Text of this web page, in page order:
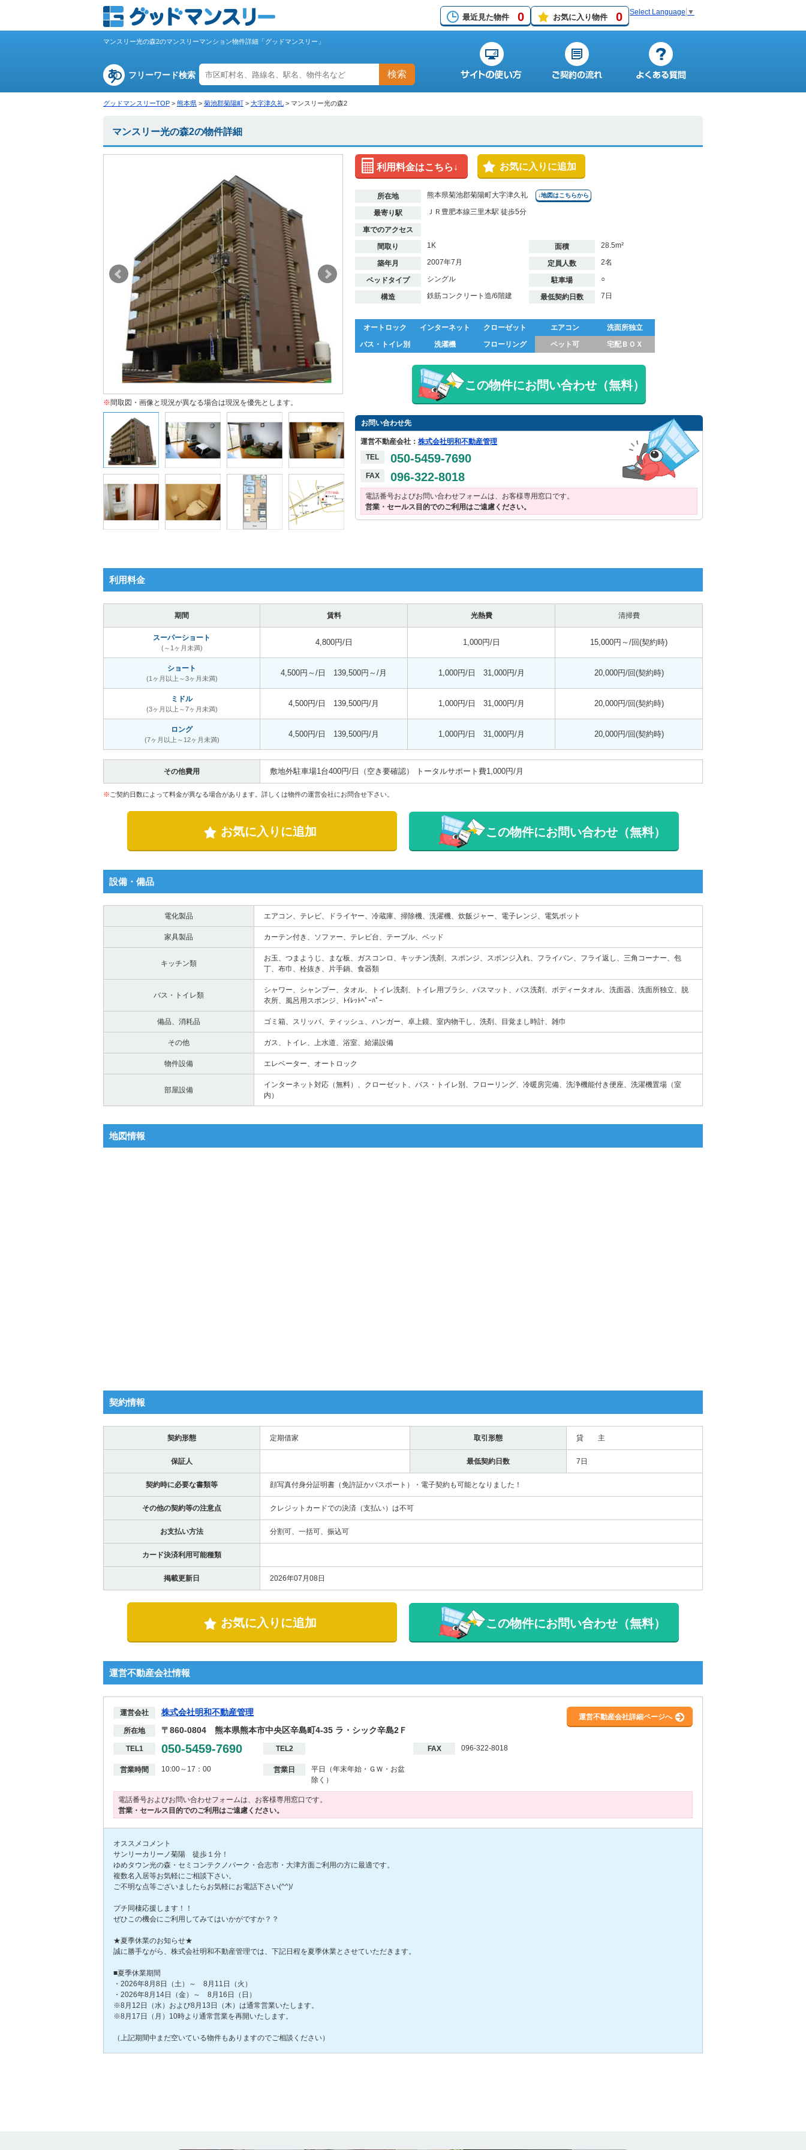
最近見た物件 0 お気に入り物件 0 Select Language ▼
マンスリー光の森2のマンスリーマンション物件詳細「グッドマンスリー」
フリーワード検索 検索
グッドマンスリーTOP > 熊本県 > 菊池郡菊陽町 > 大字津久礼 > マンスリー光の森2
マンスリー光の森2の物件詳細
※間取図・画像と現況が異なる場合は現況を優先とします。
利用料金はこちら↓ お気に入りに追加
所在地 熊本県菊池郡菊陽町大字津久礼 ↓地図はこちらから
最寄り駅 ＪＲ豊肥本線三里木駅 徒歩5分
車でのアクセス
間取り
1K 面積 28.5m²
築年月 2007年7月 定員人数 2名
ベッドタイプ シングル 駐車場 ○
構造 鉄筋コンクリート造/6階建 最低契約日数 7日
オートロック インターネット クローゼット エアコン
洗面所独立
バス・トイレ別
洗濯機 フローリング ペット可 宅配ＢＯＸ
この物件にお問い合わせ（無料）
お問い合わせ先
運営不動産会社： 株式会社明和不動産管理
TEL
050-5459-7690
FAX 096-322-8018
電話番号およびお問い合わせフォームは、お客様専用窓口です。
営業・セールス目的でのご利用はご遠慮ください。
利用料金
期間 賃料 光熱費 清掃費
スーパーショート
(～1ヶ月未満)
4,800円/日 1,000円/日 15,000円～/回(契約時)
ショート
(1ヶ月以上～3ヶ月未満)
4,500円～/日 139,500円～/月 1,000円/日 31,000円/月 20,000円/回(契約時)
ミドル
(3ヶ月以上～7ヶ月未満)
4,500円/日 139,500円/月 1,000円/日 31,000円/月 20,000円/回(契約時)
ロング
(7ヶ月以上～12ヶ月未満)
4,500円/日 139,500円/月 1,000円/日 31,000円/月 20,000円/回(契約時)
その他費用 敷地外駐車場1台400円/日（空き要確認） トータルサポート費1,000円/月
※ ご契約日数によって料金が異なる場合があります。詳しくは物件の運営会社にお問合せ下さい。
お気に入りに追加 この物件にお問い合わせ（無料）
設備・備品
電化製品 エアコン、テレビ、ドライヤー、冷蔵庫、掃除機、洗濯機、炊飯ジャー、電子レンジ、電気ポット
家具製品 カーテン付き、ソファー、テレビ台、テーブル、ベッド
キッチン類
お玉、つまようじ、まな板、ガスコンロ、キッチン洗剤、スポンジ、スポンジ入れ、フライパン、フライ返し、三角コーナー、包
丁、布巾、栓抜き、片手鍋、食器類
バス・トイレ類
シャワー、シャンプー、タオル、トイレ洗剤、トイレ用ブラシ、バスマット、バス洗剤、ボディータオル、洗面器、洗面所独立、脱
衣所、風呂用スポンジ、ﾄｲﾚｯﾄﾍﾟｰﾊﾟｰ
備品、消耗品 ゴミ箱、スリッパ、ティッシュ、ハンガー、卓上鏡、室内物干し、洗剤、目覚まし時計、雑巾
その他 ガス、トイレ、上水道、浴室、給湯設備
物件設備 エレベーター、オートロック
部屋設備
インターネット対応（無料）、クローゼット、バス・トイレ別、フローリング、冷暖房完備、洗浄機能付き便座、洗濯機置場（室
内）
地図情報
契約情報
契約形態 定期借家 取引形態 貸 主
保証人 最低契約日数 7日
契約時に必要な書類等 顔写真付身分証明書（免許証かパスポート）・電子契約も可能となりました！
その他の契約等の注意点 クレジットカードでの決済（支払い）は不可
お支払い方法 分割可、一括可、振込可
カード決済利用可能種類
掲載更新日 2026年07月08日
お気に入りに追加 この物件にお問い合わせ（無料）
運営不動産会社情報
運営会社 株式会社明和不動産管理
所在地 〒860-0804 熊本県熊本市中央区辛島町4-35 ラ・シック辛島2Ｆ
TEL1 050-5459-7690 TEL2 FAX 096-322-8018
営業時間 10:00～17：00 営業日
平日（年末年始・ＧＷ・お盆
除く）
運営不動産会社詳細ページへ
電話番号およびお問い合わせフォームは、お客様専用窓口です。
営業・セールス目的でのご利用はご遠慮ください。
オススメコメント
サンリーカリーノ菊陽 徒歩１分！
ゆめタウン光の森・セミコンテクノパーク・合志市・大津方面ご利用の方に最適です。
複数名入居等お気軽にご相談下さい。
ご不明な点等ございましたらお気軽にお電話下さい(^^)/
プチ同棲応援します！！
ぜひこの機会にご利用してみてはいかがですか？？
★夏季休業のお知らせ★
誠に勝手ながら、株式会社明和不動産管理では、下記日程を夏季休業とさせていただきます。
■夏季休業期間
・2026年8月8日（土）～ 8月11日（火）
・2026年8月14日（金）～ 8月16日（日）
※8月12日（水）および8月13日（木）は通常営業いたします。
※8月17日（月）10時より通常営業を再開いたします。
（上記期間中まだ空いている物件もありますのでご相談ください）